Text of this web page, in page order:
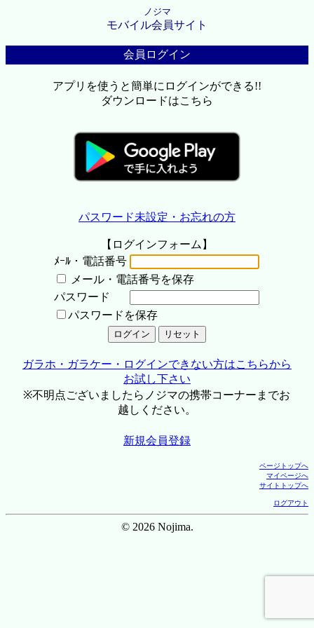
ノジマ
モバイル会員サイト
会員ログイン
アプリを使うと簡単にログインができる!!
ダウンロードはこちら
パスワード未設定・お忘れの方
【ログインフォーム】
ﾒｰﾙ・電話番号
メール・電話番号を保存
パスワード
パスワードを保存
ガラホ・ガラケー・ログインできない方はこちらから
お試し下さい
※不明点ございましたらノジマの携帯コーナーまでお
越しください。
新規会員登録
ページトップへ
マイページへ
サイトトップへ
ログアウト
© 2026 Nojima.